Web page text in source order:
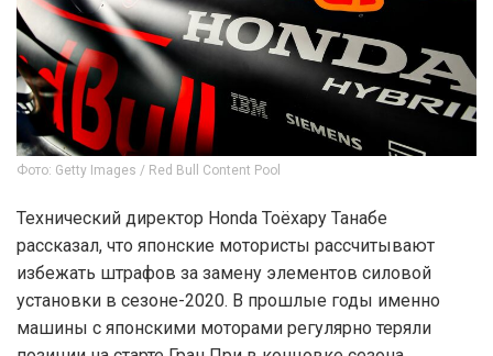
Фото: Getty Images / Red Bull Content Pool
Технический директор Honda Тоёхару Танабе
рассказал, что японские мотористы рассчитывают
избежать штрафов за замену элементов силовой
установки в сезоне-2020. В прошлые годы именно
машины с японскими моторами регулярно теряли